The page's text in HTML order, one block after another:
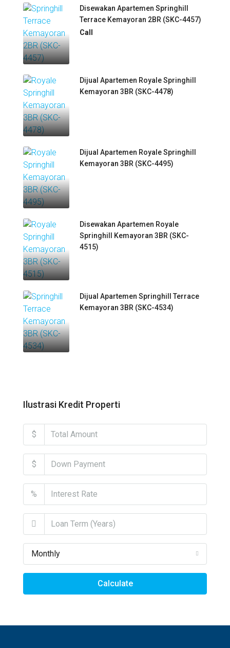
Disewakan Apartemen Springhill
Terrace Kemayoran 2BR (SKC-4457)
Call
Dijual Apartemen Royale Springhill
Kemayoran 3BR (SKC-4478)
Dijual Apartemen Royale Springhill
Kemayoran 3BR (SKC-4495)
Disewakan Apartemen Royale
Springhill Kemayoran 3BR (SKC-
4515)
Dijual Apartemen Springhill Terrace
Kemayoran 3BR (SKC-4534)
Ilustrasi Kredit Properti
$
$
%
Monthly
Calculate